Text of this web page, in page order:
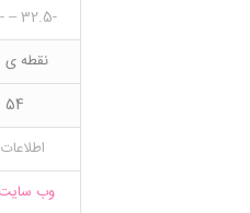
-32.5 – -31.5 °C
نقطه ی
54 °C
وب سایت